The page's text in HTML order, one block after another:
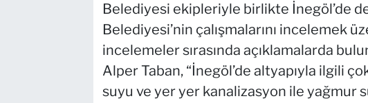
Belediyesi ekipleriyle birlikte İnegöl’de
Belediyesi’nin çalışmalarını incelemek
incelemeler sırasında açıklamalarda
Alper Taban, “İnegöl’de altyapıyla ilgili
suyu ve yer yer kanalizasyon ile yağmur